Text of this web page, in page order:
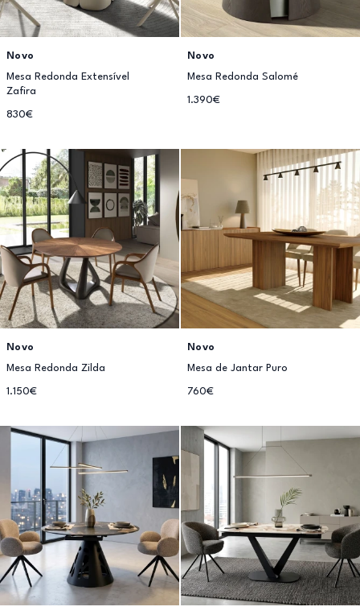
Novo
Mesa Redonda Extensível
Zafira
830€
Novo
Mesa Redonda Salomé
1.390€
Novo
Mesa Redonda Zilda
1.150€
Novo
Mesa de Jantar Puro
760€